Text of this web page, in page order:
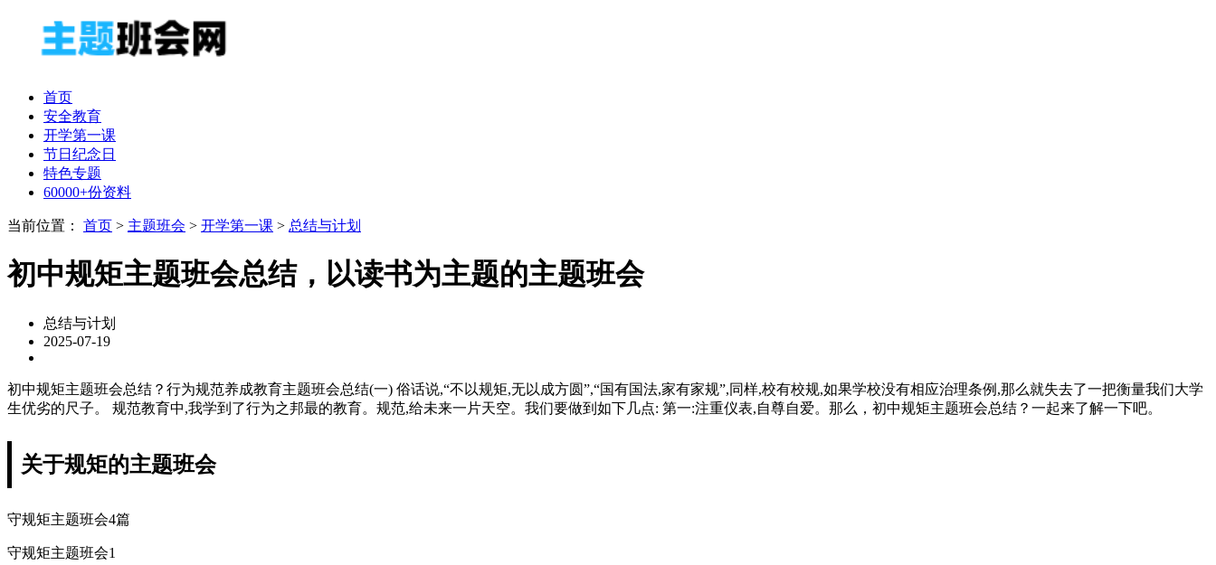
首页
安全教育
开学第一课
节日纪念日
特色专题
60000+份资料
当前位置： 首页 > 主题班会 > 开学第一课 > 总结与计划
初中规矩主题班会总结，以读书为主题的主题班会
总结与计划
2025-07-19
初中规矩主题班会总结？行为规范养成教育主题班会总结(一) 俗话说,“不以规矩,无以成方圆”,“国有国法,家有家规”,同样,校有校规,如果学校没有相应治理条例,那么就失去了一把衡量我们大学
生优劣的尺子。 规范教育中,我学到了行为之邦最的教育。规范,给未来一片天空。我们要做到如下几点: 第一:注重仪表,自尊自爱。那么，初中规矩主题班会总结？一起来了解一下吧。
关于规矩的主题班会
守规矩主题班会4篇
守规矩主题班会1